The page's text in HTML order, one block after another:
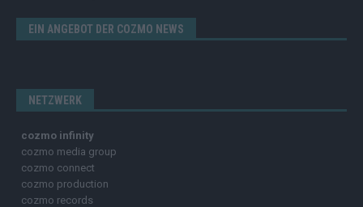
EIN ANGEBOT DER COZMO NEWS
NETZWERK
cozmo infinity
cozmo media group
cozmo connect
cozmo production
cozmo records